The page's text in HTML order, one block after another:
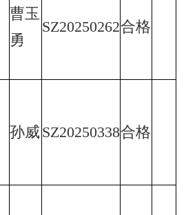
曹玉
勇
SZ20250262合格
孙威 SZ20250338合格